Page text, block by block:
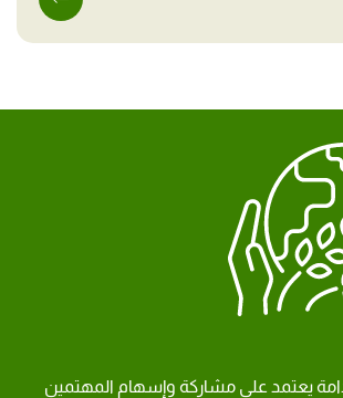
يعتمد على مشاركة وإسهام المهتمين